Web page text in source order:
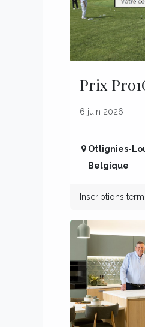
Prix
6 juin 2026
Ottignies-
Belgique
Inscriptions